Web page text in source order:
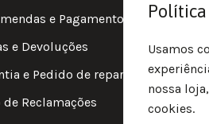
e Pagamentos
e Devoluções
e Pedido de reparação
de Reclamações
Política
Usamos
nossa
cookies.